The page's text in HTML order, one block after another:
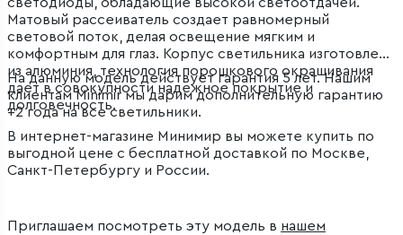
светодиоды, обладающие высокой светоотдачей.
Матовый рассеиватель создает равномерный
световой поток, делая освещение мягким и
комфортным для глаз. Корпус светильника изготовлен
из алюминия, технология порошкового окрашивания
дает в совокупности надежное покрытие и
долговечность.
На данную модель действует гарантия 5 лет. Нашим
клиентам Minimir мы дарим дополнительную гарантию
+2 года на все светильники.
В интернет-магазине Минимир вы можете купить по
выгодной цене с бесплатной доставкой по Москве,
Санкт-Петербургу и России.
Приглашаем посмотреть эту модель в нашем